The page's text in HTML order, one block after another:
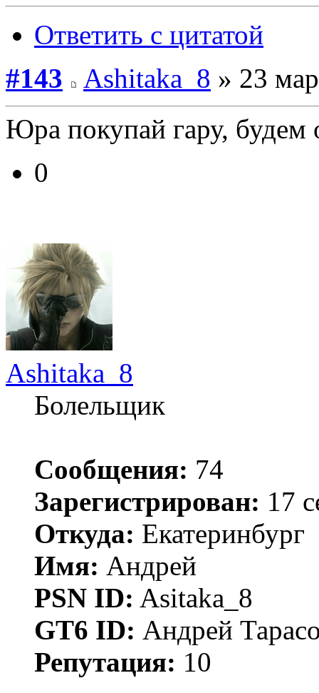
Ответить с цитатой
#143
Ashitaka_8 » 23
Юра покупай гару, будем
0
Ashitaka_8
Болельщик
Сообщения: 74
Зарегистрирован: 17
Откуда: Екатеринбург
Имя: Андрей
PSN ID: Asitaka_8
GT6 ID: Андрей
Репутация: 10